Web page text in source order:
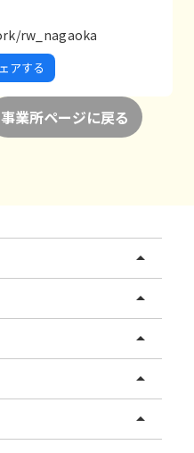
rw_nagaoka
アする
事業所ページに戻る
arrow_drop_up
arrow_drop_up
arrow_drop_up
arrow_drop_up
arrow_drop_up